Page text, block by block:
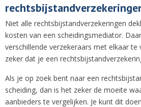
Niet alle rechtsbijstandverzekeringen
kosten van een scheidingsmediator.
verschillende verzekeraars met elkaar te
zeker dat je een
Als je op zoek bent naar een
scheiding, dan is het zeker de moeite
aanbieders te vergelijken. Je kunt dit